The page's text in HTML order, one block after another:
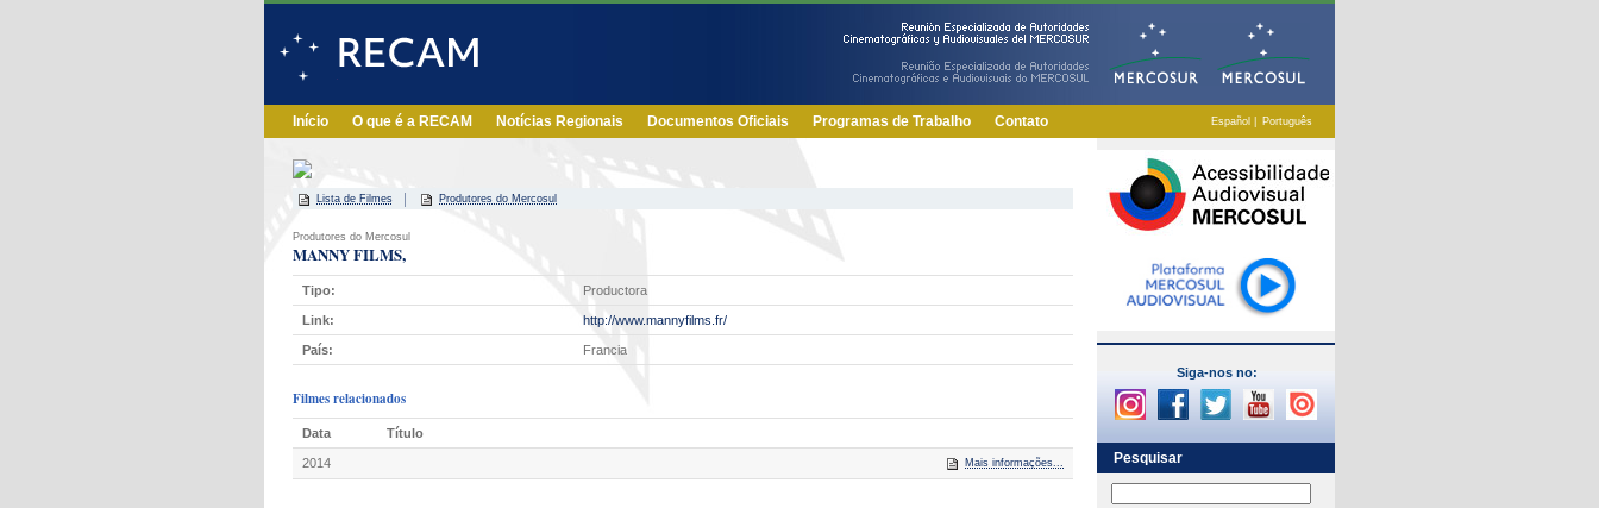
Início O que é a RECAM Notícias Regionais Documentos Oficiais Programas de Trabalho Contato Português
Español
Lista de Filmes Produtores do Mercosul
Produtores do Mercosul
MANNY FILMS,
Tipo: Productora
Link: http://www.mannyfilms.fr/
País: Francia
Filmes relacionados
Data Título
2014 Mais informações...
Siga-nos no:
Pesquisar